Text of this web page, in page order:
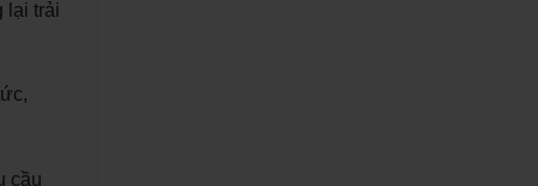
lại trải
cầu